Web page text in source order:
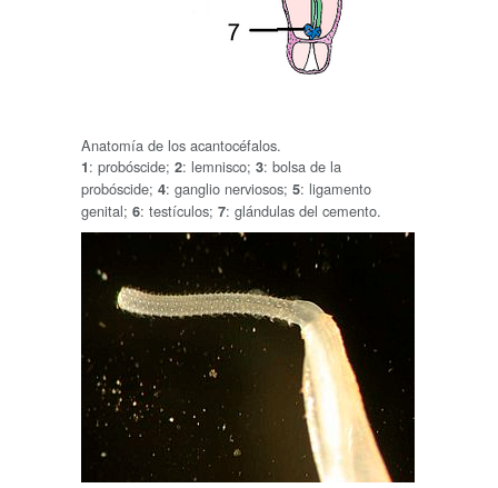
Anatomía de los acantocéfalos.
1: probóscide; 2: lemnisco; 3: bolsa de la
probóscide; 4: ganglio nerviosos; 5: ligamento
genital; 6: testículos; 7: glándulas del cemento.